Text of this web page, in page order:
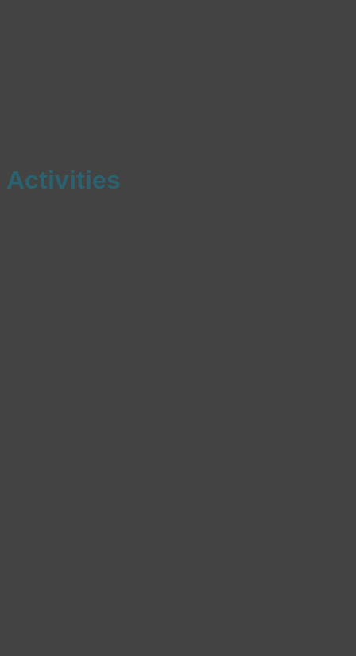
Activities